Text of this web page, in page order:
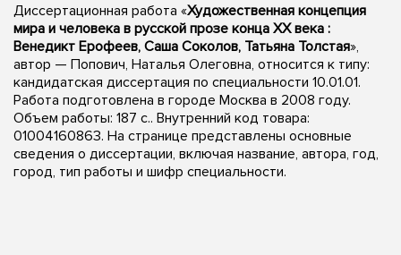
Диссертационная работа «Художественная концепция
мира и человека в русской прозе конца XX века :
Венедикт Ерофеев, Саша Соколов, Татьяна Толстая»,
автор — Попович, Наталья Олеговна, относится к типу:
кандидатская диссертация по специальности 10.01.01.
Работа подготовлена в городе Москва в 2008 году.
Объем работы: 187 с.. Внутренний код товара:
01004160863. На странице представлены основные
сведения о диссертации, включая название, автора, год,
город, тип работы и шифр специальности.